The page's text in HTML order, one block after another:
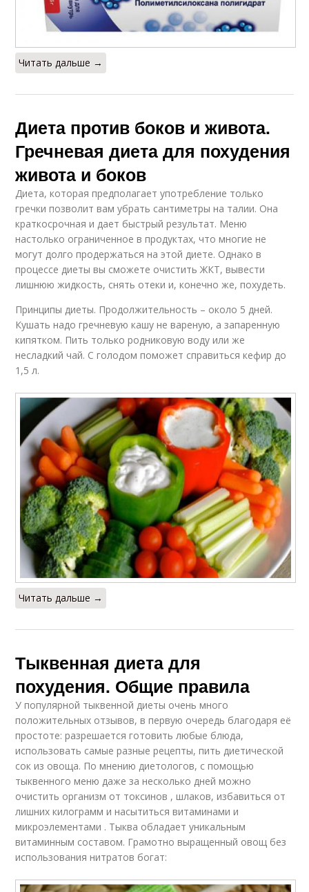
Читать дальше →
Диета против боков и живота.
Гречневая диета для похудения
живота и боков
Диета, которая предполагает употребление только
гречки позволит вам убрать сантиметры на талии. Она
краткосрочная и дает быстрый результат. Меню
настолько ограниченное в продуктах, что многие не
могут долго продержаться на этой диете. Однако в
процессе диеты вы сможете очистить ЖКТ, вывести
лишнюю жидкость, снять отеки и, конечно же, похудеть.
Принципы диеты. Продолжительность – около 5 дней.
Кушать надо гречневую кашу не вареную, а запаренную
кипятком. Пить только родниковую воду или же
несладкий чай. С голодом поможет справиться кефир до
1,5 л.
Читать дальше →
Тыквенная диета для
похудения. Общие правила
У популярной тыквенной диеты очень много
положительных отзывов, в первую очередь благодаря её
простоте: разрешается готовить любые блюда,
использовать самые разные рецепты, пить диетической
сок из овоща. По мнению диетологов, с помощью
тыквенного меню даже за несколько дней можно
очистить организм от токсинов , шлаков, избавиться от
лишних килограмм и насытиться витаминами и
микроэлементами . Тыква обладает уникальным
витаминным составом. Грамотно выращенный овощ без
использования нитратов богат: